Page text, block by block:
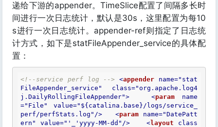
递给下游的appender。TimeSlice配置了间隔多长时
间进行一次日志统计，默认是30s，这里配置为每10
s进行一次日志统计。appender-ref则指定了日志统
计方式，如下是statFileAppender_service的具体配
置：
<!--service perf log --> <appender name="stat
FileAppender_service"
class="org.apache.log4
j.DailyRollingFileAppender"> <param
name
="File" value="${catalina.base}/logs/service_
perf/perfStats.log" /> <param name="DatePatt
ern"
value="'_'yyyy-MM-dd" /> <layout
class